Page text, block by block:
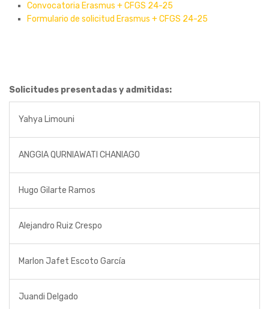
Convocatoria Erasmus + CFGS 24-25
Formulario de solicitud Erasmus + CFGS 24-25
Solicitudes presentadas y admitidas:
Yahya Limouni
ANGGIA QURNIAWATI CHANIAGO
Hugo Gilarte Ramos
Alejandro Ruiz Crespo
Marlon Jafet Escoto García
Juandi Delgado